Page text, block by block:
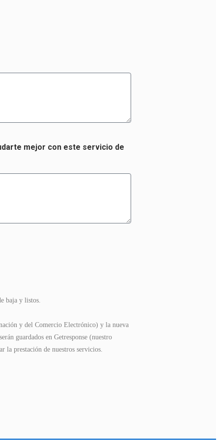
mejor con este servicio de
baja y listos.
y del Comercio Electrónico) y la nueva
guardados en Getresponse (nuestro
la prestación de nuestros servicios.